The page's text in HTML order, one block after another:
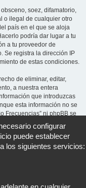
soez, difamatorio,
o ilegal de cualquier otro
país en el que se aloja
podría dar lugar a tu
a tu proveedor de
Se registra la dirección IP
de estas condiciones.
de eliminar, editar,
a nuestra entera
que introduzcas
esta información no se
Frecuencias” ni phpBB se
que pueda dar
configurar
puede establecer
los siguientes servicios: